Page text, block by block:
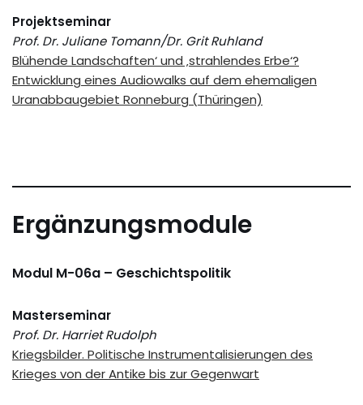
Projektseminar
Prof. Dr. Juliane Tomann/Dr. Grit Ruhland
Blühende Landschaften‘ und ‚strahlendes Erbe‘?
Entwicklung eines Audiowalks auf dem ehemaligen
Uranabbaugebiet Ronneburg (Thüringen)
Ergänzungsmodule
Modul M-06a – Geschichtspolitik
Masterseminar
Prof. Dr. Harriet Rudolph
Kriegsbilder. Politische Instrumentalisierungen des
Krieges von der Antike bis zur Gegenwart